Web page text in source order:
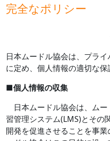
完全なポリシー
日本ムードル協会は、プラ
に定め、個人情報の適切な保
■個人情報の収集
日本ムードル協会は、ム
習管理システム(LMS)とその
開発を促進させることを事